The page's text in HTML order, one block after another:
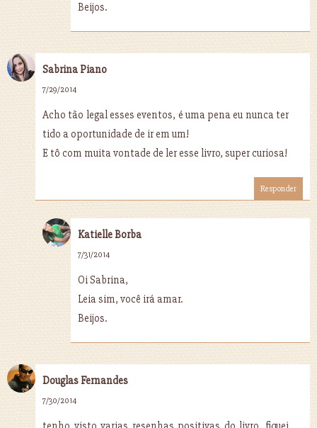
Beijos.
Sabrina Piano
7/29/2014
Acho tão legal esses eventos, é uma pena eu nunca ter
tido a oportunidade de ir em um!
E tô com muita vontade de ler esse livro, super curiosa!
Responder
Katielle Borba
7/31/2014
Oi Sabrina,
Leia sim, você irá amar.
Beijos.
Douglas Fernandes
7/30/2014